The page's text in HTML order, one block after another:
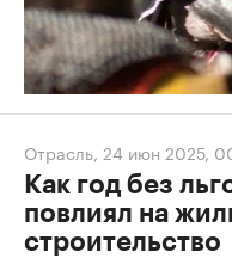
Отрасль, 24 июн 2025,
Как год без
повлиял на
строительство